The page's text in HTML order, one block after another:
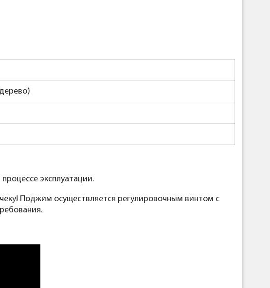
эксплуатации.
Поджим осуществляется регулировочным винтом с